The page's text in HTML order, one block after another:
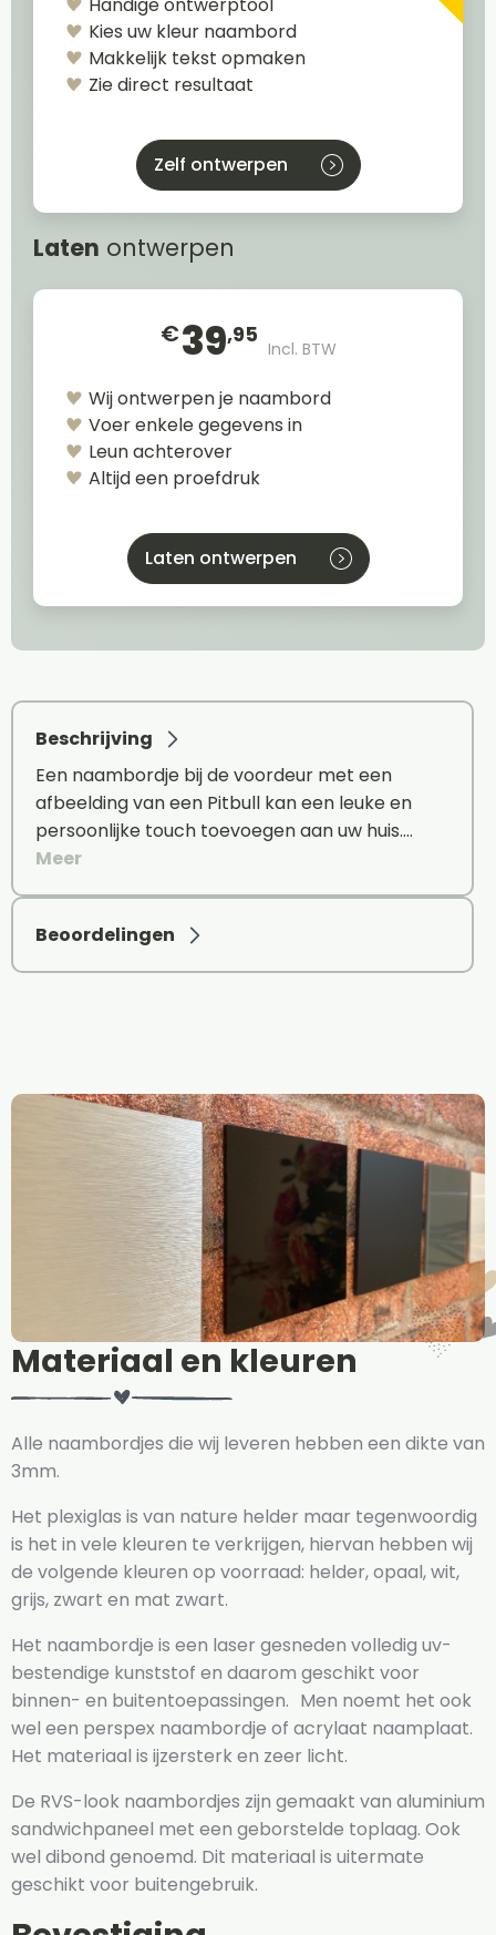
Kies uw kleur naambord
Makkelijk tekst opmaken
Zie direct resultaat
Zelf ontwerpen
Laten ontwerpen
€39,95
Incl. BTW
Wij ontwerpen je naambord
Voer enkele gegevens in
Leun achterover
Altijd een proefdruk
Laten ontwerpen
Beschrijving
Een naambordje bij de voordeur met een
afbeelding van een Pitbull kan een leuke en
persoonlijke touch toevoegen aan uw huis.…
Meer
Beoordelingen
Materiaal en kleuren
Alle naambordjes die wij leveren hebben een dikte van
3mm.
Het plexiglas is van nature helder maar tegenwoordig
is het in vele kleuren te verkrijgen, hiervan hebben wij
de volgende kleuren op voorraad: helder, opaal, wit,
grijs, zwart en mat zwart.
Het naambordje is een laser gesneden volledig uv-
bestendige kunststof en daarom geschikt voor
binnen- en buitentoepassingen. Men noemt het ook
wel een perspex naambordje of acrylaat naamplaat.
Het materiaal is ijzersterk en zeer licht.
De RVS-look naambordjes zijn gemaakt van aluminium
sandwichpaneel met een geborstelde toplaag. Ook
wel dibond genoemd. Dit materiaal is uitermate
geschikt voor buitengebruik.